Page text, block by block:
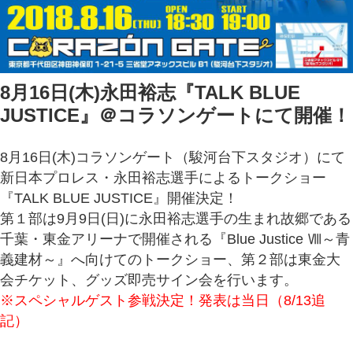
8月16日(木)永田裕志『TALK BLUE
JUSTICE』＠コラソンゲートにて開催！
8月16日(木)コラソンゲート（駿河台下スタジオ）にて
新日本プロレス・永田裕志選手によるトークショー
『TALK BLUE JUSTICE』開催決定！
第１部は9月9日(日)に永田裕志選手の生まれ故郷である
千葉・東金アリーナで開催される『Blue Justice Ⅷ～青
義建材～』へ向けてのトークショー、第２部は東金大
会チケット、グッズ即売サイン会を行います。
※スペシャルゲスト参戦決定！発表は当日（8/13追
記）